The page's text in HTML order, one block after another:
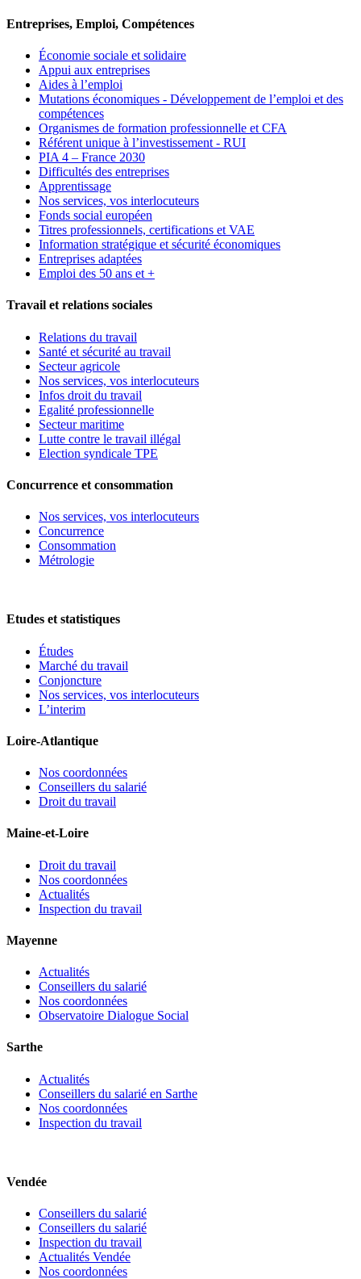
Entreprises, Emploi, Compétences
Économie sociale et solidaire
Appui aux entreprises
Aides à l’emploi
Mutations économiques - Développement de l’emploi et des
compétences
Organismes de formation professionnelle et CFA
Référent unique à l’investissement - RUI
PIA 4 – France 2030
Difficultés des entreprises
Apprentissage
Nos services, vos interlocuteurs
Fonds social européen
Titres professionnels, certifications et VAE
Information stratégique et sécurité économiques
Entreprises adaptées
Emploi des 50 ans et +
Travail et relations sociales
Relations du travail
Santé et sécurité au travail
Secteur agricole
Nos services, vos interlocuteurs
Infos droit du travail
Egalité professionnelle
Secteur maritime
Lutte contre le travail illégal
Election syndicale TPE
Concurrence et consommation
Nos services, vos interlocuteurs
Concurrence
Consommation
Métrologie
Etudes et statistiques
Études
Marché du travail
Conjoncture
Nos services, vos interlocuteurs
L’interim
Loire-Atlantique
Nos coordonnées
Conseillers du salarié
Droit du travail
Maine-et-Loire
Droit du travail
Nos coordonnées
Actualités
Inspection du travail
Mayenne
Actualités
Conseillers du salarié
Nos coordonnées
Observatoire Dialogue Social
Sarthe
Actualités
Conseillers du salarié en Sarthe
Nos coordonnées
Inspection du travail
Vendée
Conseillers du salarié
Conseillers du salarié
Inspection du travail
Actualités Vendée
Nos coordonnées